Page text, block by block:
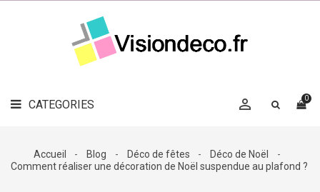
CATEGORIES 0

LE
MAG
DÉCO

DÉCO
Accueil Blog Déco de fêtes
Déco de Noël
Comment réaliser une décoration de Noël suspendue au plafond ?